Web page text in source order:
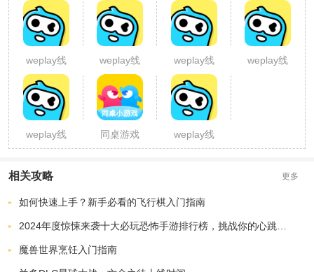
起享受游戏的乐趣，极大地丰富了游戏的社交和互动体验。
weplay线
上桌游下
载ios
weplay线
上桌游
weplay线
上桌游官
网
weplay线
weplay线
上桌游游
同桌游戏
weplay线
上桌游游
相关攻略 更多
如何快速上手？新手必看的飞行棋入门指南
魔兽世界烹饪入门指南